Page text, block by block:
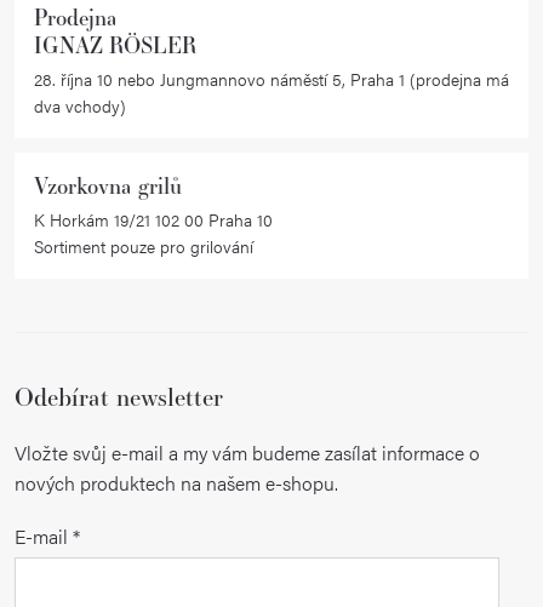
Prodejna
IGNAZ RÖSLER
28. října 10 nebo Jungmannovo náměstí 5, Praha 1 (prodejna má
dva vchody)
Vzorkovna grilů
K Horkám 19/21 102 00 Praha 10
Sortiment pouze pro grilování
Odebírat newsletter
Vložte svůj e-mail a my vám budeme zasílat informace o
nových produktech na našem e-shopu.
E-mail